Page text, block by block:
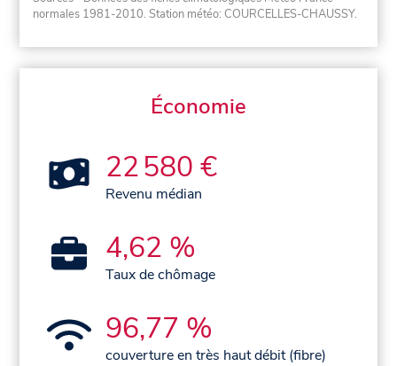
normales 1981-2010. Station météo: COURCELLES-CHAUSSY.
Économie
22 580 €
Revenu médian
4,62 %
Taux de chômage
96,77 %
couverture en très haut débit (fibre)